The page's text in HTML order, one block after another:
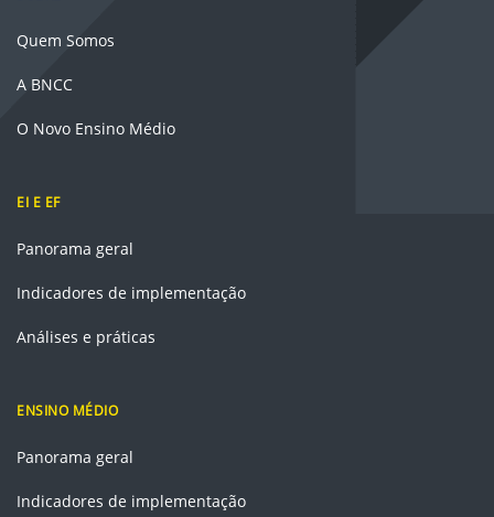
Quem Somos
A BNCC
O Novo Ensino Médio
EI E EF
Panorama geral
Indicadores de implementação
Análises e práticas
ENSINO MÉDIO
Panorama geral
Indicadores de implementação